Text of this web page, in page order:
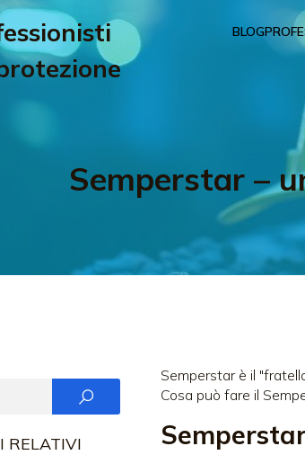
BLOG
Semperstar –
RELATIVI
Semperstar è il
Cosa può fare il